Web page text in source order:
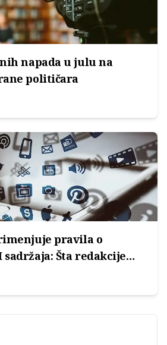
napada u julu na
političara
pravila o
sadržaja: Šta redakcije